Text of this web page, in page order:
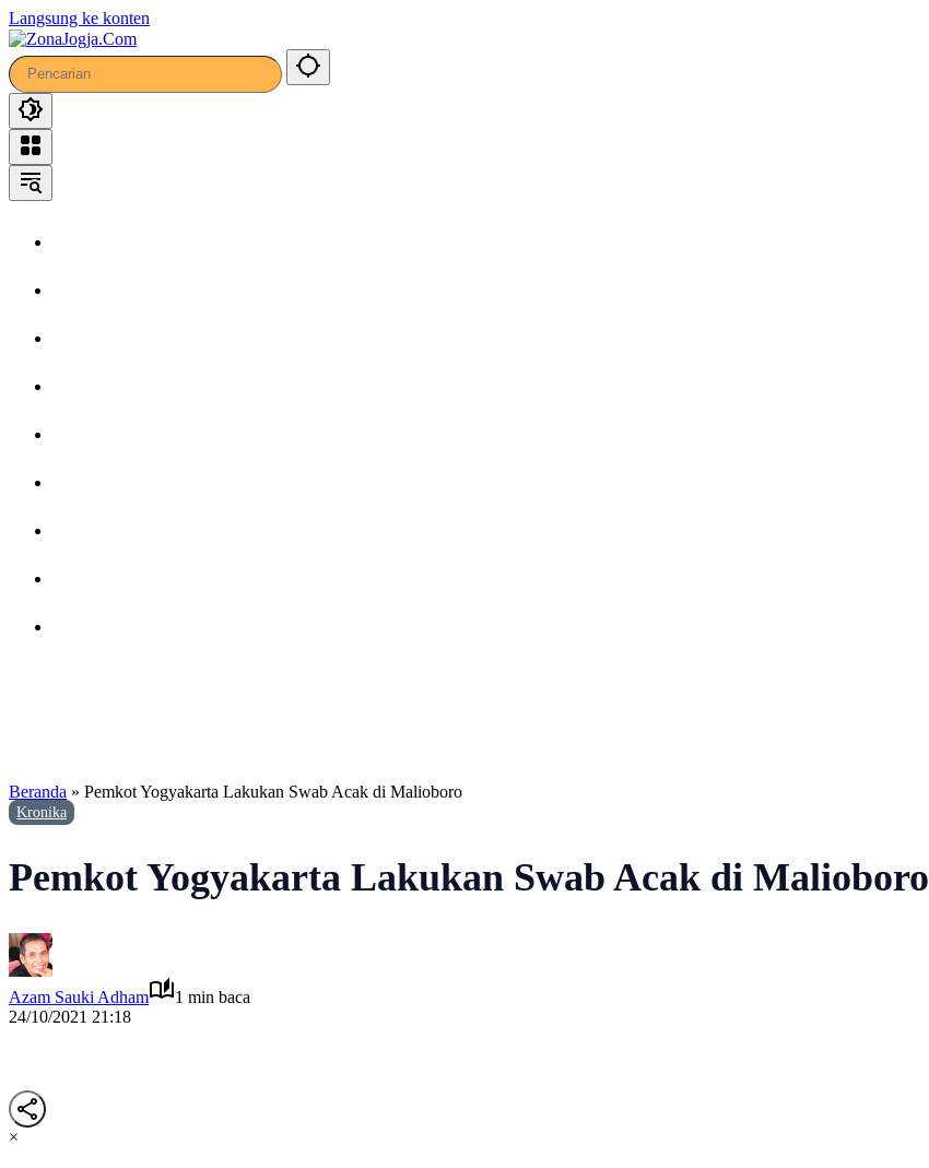
Langsung ke konten
Beranda » Pemkot Yogyakarta Lakukan Swab Acak di Malioboro
Kronika
Pemkot Yogyakarta Lakukan Swab Acak di Malioboro
Azam Sauki Adham
1 min baca
24/10/2021 21:18
×